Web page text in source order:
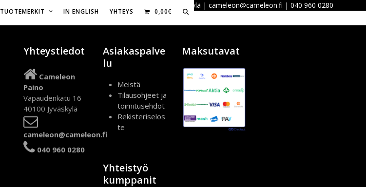
Vapaudenkatu 16, 40100 Jyväskylä | cameleon@cameleon.fi | 040 960 0280
TUOTEMERKIT IN ENGLISH YHTEYS 0,00€
Yhteystiedot
Cameleon
Paino
Vapaudenkatu 16
40100 Jyväskylä
cameleon@cameleon.fi
040 960 0280
Asiakaspalve
lu
Meistä
Tilausohjeet ja
toimitusehdot
Rekisteriselos
te
Yhteistyö
kumppanit
Maksutavat